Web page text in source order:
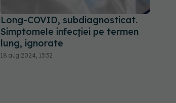
Long-COVID, subdiagnosticat.
Simptomele infecției pe termen
lung, ignorate
18 aug 2024, 13:32